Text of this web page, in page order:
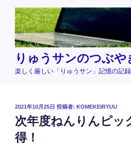
りゅうサンのつぶや
楽しく厳しい「りゅうサン」記憶の記録
投
稿
日:
2021年10月25日 投稿者: KOMEKEIRYUU
次年度ねんりんピッ
得！